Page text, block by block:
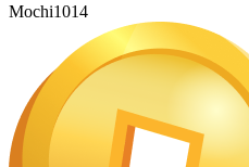
Mochi1014